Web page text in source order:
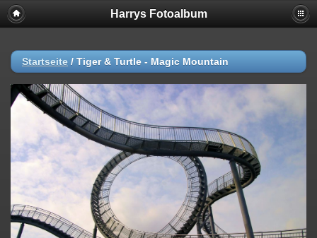
Harrys Fotoalbum
Startseite / Tiger & Turtle - Magic Mountain